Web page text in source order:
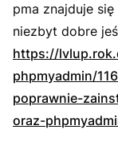
pma znajduje
niezbyt dobre
https://
phpmyadmin/
poprawnie-
oraz-